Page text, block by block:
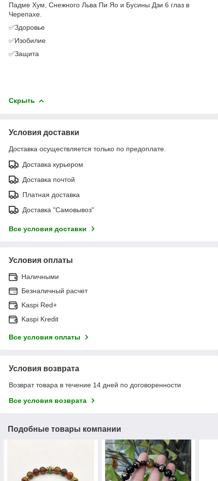
Падме Хум, Снежного Льва Пи Яо и Бусины Дзи 6 глаз в
Черепахе.
✅Здоровье
✅Изобилие
✅Защита
Скрыть
Условия доставки
Доставка осуществляется только по предоплате.
Доставка курьером
Доставка почтой
Платная доставка
Доставка "Самовывоз"
Все условия доставки
Условия оплаты
Наличными
Безналичный расчет
Kaspi Red+
Kaspi Kredit
Все условия оплаты
Условия возврата
Возврат товара в течение 14 дней по договоренности
Все условия возврата
Подобные товары компании